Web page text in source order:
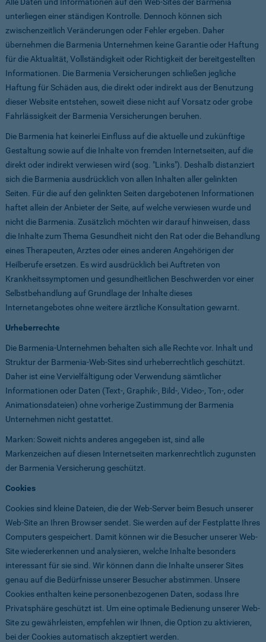
unterliegen einer ständigen Kontrolle. Dennoch können sich
zwischenzeitlich Veränderungen oder Fehler ergeben. Daher
übernehmen die Barmenia Unternehmen keine Garantie oder Haftung
für die Aktualität, Vollständigkeit oder Richtigkeit der bereitgestellten
Informationen. Die Barmenia Versicherungen schließen jegliche
Haftung für Schäden aus, die direkt oder indirekt aus der Benutzung
dieser Website entstehen, soweit diese nicht auf Vorsatz oder grobe
Fahrlässigkeit der Barmenia Versicherungen beruhen.
Die Barmenia hat keinerlei Einfluss auf die aktuelle und zukünftige
Gestaltung sowie auf die Inhalte von fremden Internetseiten, auf die
direkt oder indirekt verwiesen wird (sog. "Links"). Deshalb distanziert
sich die Barmenia ausdrücklich von allen Inhalten aller gelinkten
Seiten. Für die auf den gelinkten Seiten dargebotenen Informationen
haftet allein der Anbieter der Seite, auf welche verwiesen wurde und
nicht die Barmenia. Zusätzlich möchten wir darauf hinweisen, dass
die Inhalte zum Thema Gesundheit nicht den Rat oder die Behandlung
eines Therapeuten, Arztes oder eines anderen Angehörigen der
Heilberufe ersetzen. Es wird ausdrücklich bei Auftreten von
Krankheitssymptomen und gesundheitlichen Beschwerden vor einer
Selbstbehandlung auf Grundlage der Inhalte dieses
Internetangebotes ohne weitere ärztliche Konsultation gewarnt.
Urheberrechte
Die Barmenia-Unternehmen behalten sich alle Rechte vor. Inhalt und
Struktur der Barmenia-Web-Sites sind urheberrechtlich geschützt.
Daher ist eine Vervielfältigung oder Verwendung sämtlicher
Informationen oder Daten (Text-, Graphik-, Bild-, Video-, Ton-, oder
Animationsdateien) ohne vorherige Zustimmung der Barmenia
Unternehmen nicht gestattet.
Marken: Soweit nichts anderes angegeben ist, sind alle
Markenzeichen auf diesen Internetseiten markenrechtlich zugunsten
der Barmenia Versicherung geschützt.
Cookies
Cookies sind kleine Dateien, die der Web-Server beim Besuch unserer
Web-Site an Ihren Browser sendet. Sie werden auf der Festplatte Ihres
Computers gespeichert. Damit können wir die Besucher unserer Web-
Site wiedererkennen und analysieren, welche Inhalte besonders
interessant für sie sind. Wir können dann die Inhalte unserer Sites
genau auf die Bedürfnisse unserer Besucher abstimmen. Unsere
Cookies enthalten keine personenbezogenen Daten, sodass Ihre
Privatsphäre geschützt ist. Um eine optimale Bedienung unserer Web-
Site zu gewährleisten, empfehlen wir Ihnen, die Option zu aktivieren,
bei der Cookies automatisch akzeptiert werden.